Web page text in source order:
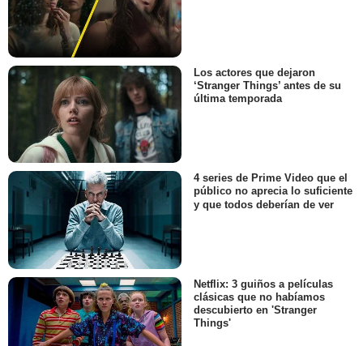
Los actores que dejaron
‘Stranger Things’ antes de su
última temporada
4 series de Prime Video que el
público no aprecia lo suficiente
y que todos deberían de ver
Netflix: 3 guiños a películas
clásicas que no habíamos
descubierto en 'Stranger
Things'